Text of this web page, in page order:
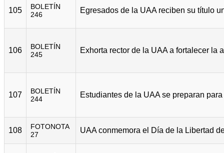
105
BOLETÍN
246
106
BOLETÍN
245
107
BOLETÍN
244
108
FOTONOTA
27